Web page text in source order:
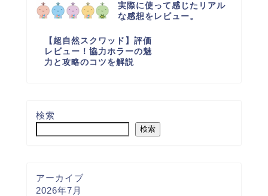
実際に使って感じたリアル
な感想をレビュー。
【超自然スクワッド】評価
レビュー！協力ホラーの魅
力と攻略のコツを解説
検索
検索
アーカイブ
2026年7月